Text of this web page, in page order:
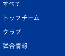
すべて
トップチーム
クラブ
試合情報